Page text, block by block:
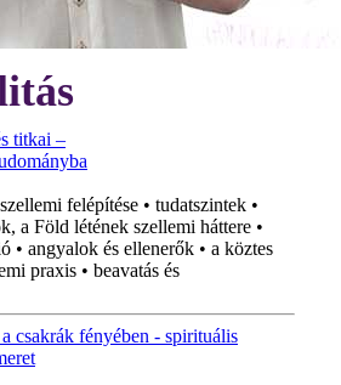
titkai –
felépítése • tudatszintek •
a Föld létének szellemi háttere •
• angyalok és ellenerők • a köztes
praxis • beavatás és
csakrák fényében - spirituális